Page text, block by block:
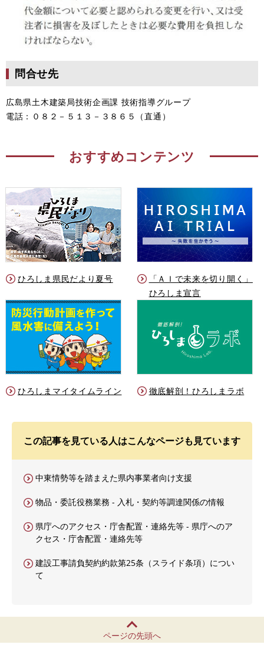
問合せ先
広島県土木建築局技術企画課 技術指導グループ
電話：０８２－５１３－３８６５（直通）
おすすめコンテンツ
ひろしま県民だより夏号
「ＡＩで未来を切り開く」
ひろしま宣言
ひろしまマイタイムライン 徹底解剖！ひろしまラボ
この記事を見ている人はこんなページも見ています
中東情勢等を踏まえた県内事業者向け支援
物品・委託役務業務 - 入札・契約等調達関係の情報
県庁へのアクセス・庁舎配置・連絡先等 - 県庁へのア
クセス・庁舎配置・連絡先等
建設工事請負契約約款第25条（スライド条項）につい
て
ページの先頭へ